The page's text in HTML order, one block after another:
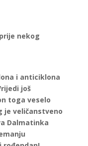
nekog
i anticiklona
još
toga veselo
je veličanstveno
Dalmatinka